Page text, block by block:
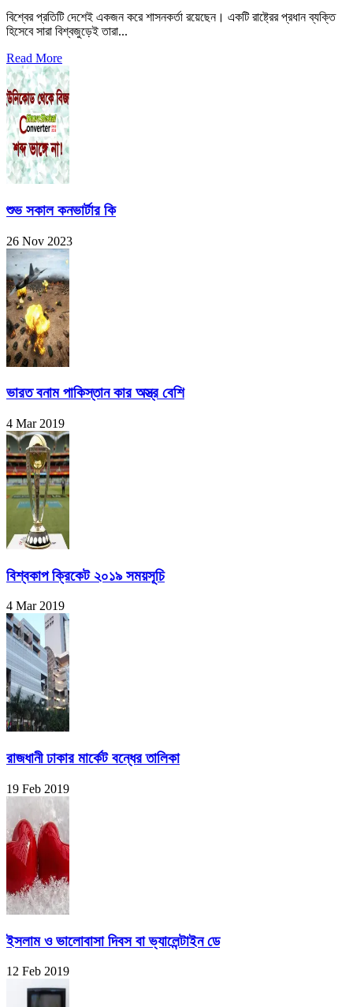
বিশ্বের প্রতিটি দেশেই একজন করে শাসনকর্তা রয়েছেন। একটি রাষ্ট্রের প্রধান ব্যক্তি
হিসেবে সারা বিশ্বজুড়েই তারা...
Read More
শুভ সকাল কনভার্টার কি
26 Nov 2023
ভারত বনাম পাকিস্তান কার অস্ত্র বেশি
4 Mar 2019
বিশ্বকাপ ক্রিকেট ২০১৯ সময়সূচি
4 Mar 2019
রাজধানী ঢাকার মার্কেট বন্ধের তালিকা
19 Feb 2019
ইসলাম ও ভালোবাসা দিবস বা ভ্যালেন্টাইন ডে
12 Feb 2019